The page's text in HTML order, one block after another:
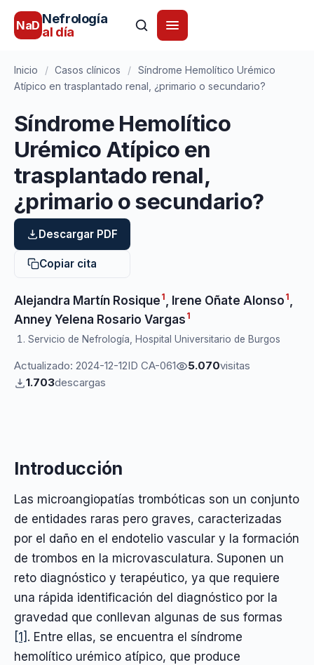
NaD Nefrología
al día
Inicio / Casos clínicos / Síndrome Hemolítico Urémico
Atípico en trasplantado renal, ¿primario o secundario?
Síndrome Hemolítico
Urémico Atípico en
trasplantado renal,
¿primario o secundario?
Descargar PDF
Copiar cita
Alejandra Martín Rosique 1 Irene Oñate Alonso 1
Anney Yelena Rosario Vargas 1
Servicio de Nefrología, Hospital Universitario de Burgos
Actualizado: 2024-12-12ID CA-061 5.070visitas
1.703descargas
Introducción
Las microangiopatías trombóticas son un conjunto
de entidades raras pero graves, caracterizadas
por el daño en el endotelio vascular y la formación
de trombos en la microvasculatura. Suponen un
reto diagnóstico y terapéutico, ya que requiere
una rápida identificación del diagnóstico por la
gravedad que conllevan algunas de sus formas
[1] . Entre ellas, se encuentra el síndrome
hemolítico urémico atípico, que produce